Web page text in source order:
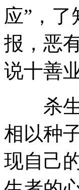
应”，
报，恶
说十善
杀生
相以种
现自己